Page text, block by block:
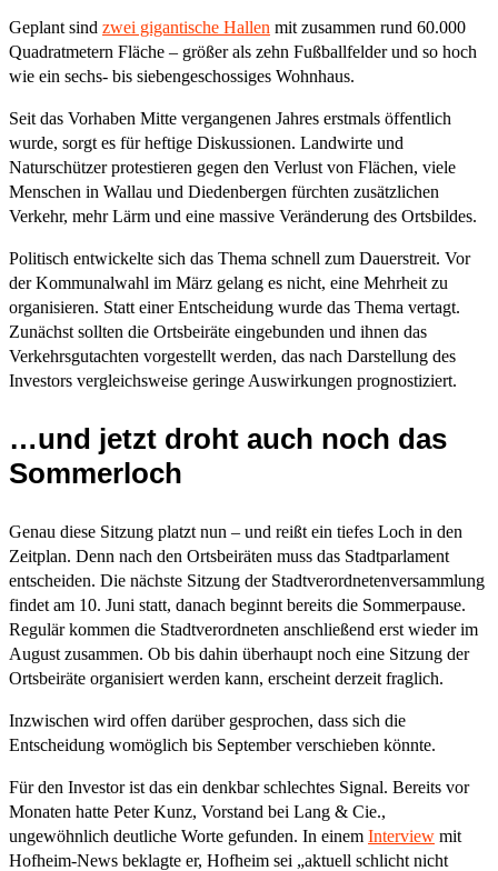
Geplant sind zwei gigantische Hallen mit zusammen rund 60.000
Quadratmetern Fläche – größer als zehn Fußballfelder und so hoch
wie ein sechs- bis siebengeschossiges Wohnhaus.
Seit das Vorhaben Mitte vergangenen Jahres erstmals öffentlich
wurde, sorgt es für heftige Diskussionen. Landwirte und
Naturschützer protestieren gegen den Verlust von Flächen, viele
Menschen in Wallau und Diedenbergen fürchten zusätzlichen
Verkehr, mehr Lärm und eine massive Veränderung des Ortsbildes.
Politisch entwickelte sich das Thema schnell zum Dauerstreit. Vor
der Kommunalwahl im März gelang es nicht, eine Mehrheit zu
organisieren. Statt einer Entscheidung wurde das Thema vertagt.
Zunächst sollten die Ortsbeiräte eingebunden und ihnen das
Verkehrsgutachten vorgestellt werden, das nach Darstellung des
Investors vergleichsweise geringe Auswirkungen prognostiziert.
…und jetzt droht auch noch das
Sommerloch
Genau diese Sitzung platzt nun – und reißt ein tiefes Loch in den
Zeitplan. Denn nach den Ortsbeiräten muss das Stadtparlament
entscheiden. Die nächste Sitzung der Stadtverordnetenversammlung
findet am 10. Juni statt, danach beginnt bereits die Sommerpause.
Regulär kommen die Stadtverordneten anschließend erst wieder im
August zusammen. Ob bis dahin überhaupt noch eine Sitzung der
Ortsbeiräte organisiert werden kann, erscheint derzeit fraglich.
Inzwischen wird offen darüber gesprochen, dass sich die
Entscheidung womöglich bis September verschieben könnte.
Für den Investor ist das ein denkbar schlechtes Signal. Bereits vor
Monaten hatte Peter Kunz, Vorstand bei Lang & Cie.,
ungewöhnlich deutliche Worte gefunden. In einem Interview mit
Hofheim-News beklagte er, Hofheim sei „aktuell schlicht nicht